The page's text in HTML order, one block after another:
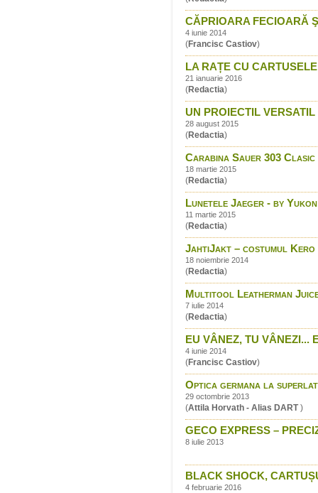
CĂPRIOARA FECIOARĂ
4 iunie 2014
(Francisc Castiov)
LA RAȚE CU
21 ianuarie 2016
(Redactia)
UN PROIECTIL
28 august 2015
(Redactia)
Carabina Sauer 303
18 martie 2015
(Redactia)
Lunetele Jaeger - by Yukon
11 martie 2015
(Redactia)
JahtiJakt – costumul Kero
18 noiembrie 2014
(Redactia)
Multitool Leatherman
7 iulie 2014
(Redactia)
EU VÂNEZ, TU VÂNEZI...
4 iunie 2014
(Francisc Castiov)
Optica germana la
29 octombrie 2013
(Attila Horvath - Alias DART)
GECO EXPRESS –
8 iulie 2013
BLACK SHOCK,
4 februarie 2016